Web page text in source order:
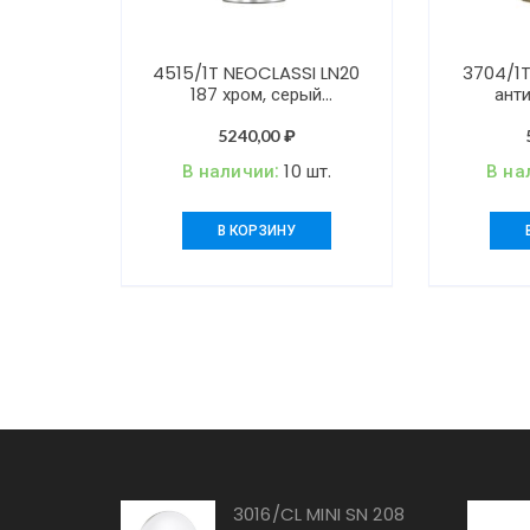
4515/1T NEOCLASSI LN20
187 хром, серый
60W 220V SANTIAGO
5240,00₽
В наличии:10 шт.
В КОРЗИНУ
3704/
В
3016/CL MINI SN 208